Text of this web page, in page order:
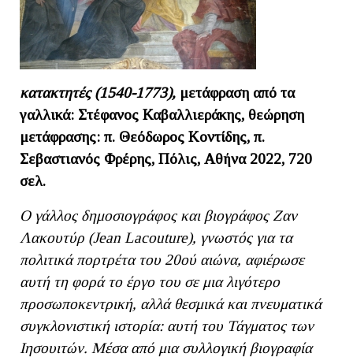
κατακτητές (1540-1773), μετάφραση από τα
γαλλικά: Στέφανος Καβαλλιεράκης, θεώρηση
μετάφρασης: π. Θεόδωρος Κοντίδης, π.
Σεβαστιανός Φρέρης, Πόλις, Αθήνα 2022, 720
σελ.
Ο γάλλος δημοσιογράφος και βιογράφος Ζαν
Λακουτύρ (Jean Lacouture), γνωστός για τα
πολιτικά πορτρέτα του 20ού αιώνα, αφιέρωσε
αυτή τη φορά το έργο του σε μια λιγότερο
προσωποκεντρική, αλλά θεσμικά και πνευματικά
συγκλονιστική ιστορία: αυτή του Τάγματος των
Ιησουιτών. Μέσα από μια συλλογική βιογραφία